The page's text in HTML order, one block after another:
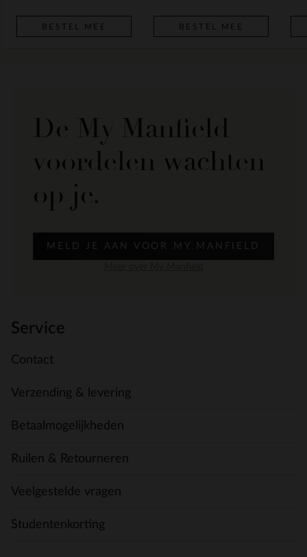
BESTEL MEE BESTEL MEE
De My Manfield
voordelen wachten
op je.
MELD JE AAN VOOR MY MANFIELD
Service
Contact
Verzending & levering
Betaalmogelijkheden
Ruilen & Retourneren
Veelgestelde vragen
Studentenkorting